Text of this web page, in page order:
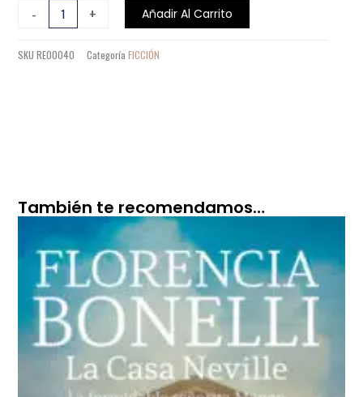
- + Añadir Al Carrito
SKURE00040 Categoría FICCIÓN
También te recomendamos…